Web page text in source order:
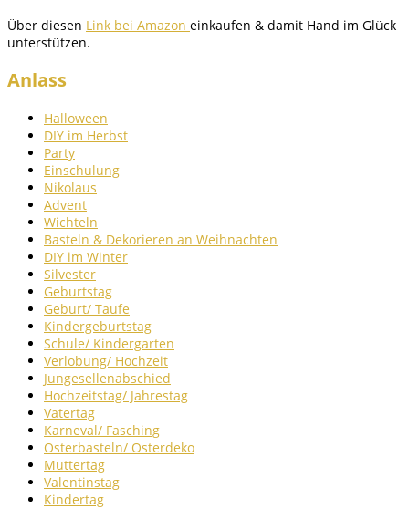
Über diesen Link bei Amazon einkaufen & damit Hand im Glück
unterstützen.
Anlass
Halloween
DIY im Herbst
Party
Einschulung
Nikolaus
Advent
Wichteln
Basteln & Dekorieren an Weihnachten
DIY im Winter
Silvester
Geburtstag
Geburt/ Taufe
Kindergeburtstag
Schule/ Kindergarten
Verlobung/ Hochzeit
Jungesellenabschied
Hochzeitstag/ Jahrestag
Vatertag
Karneval/ Fasching
Osterbasteln/ Osterdeko
Muttertag
Valentinstag
Kindertag